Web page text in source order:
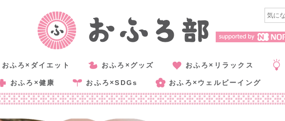
おふろ×ダイエット おふろ×グッズ おふろ×リラックス
おふろ×健康 おふろ×SDGs おふろ×ウェルビーイング